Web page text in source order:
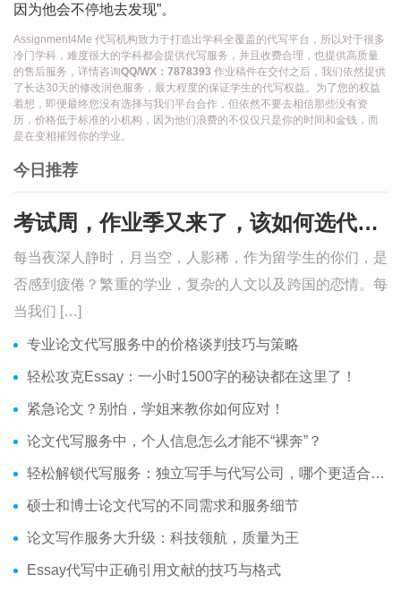
因为他会不停地去发现”。
Assignment4Me 代写机构致力于打造出学科全覆盖的代写平台，所以对于很多
冷门学科，难度很大的学科都会提供代写服务，并且收费合理，也提供高质量
的售后服务，详情咨询QQ/WX：7878393 作业稿件在交付之后，我们依然提供
了长达30天的修改润色服务，最大程度的保证学生的代写权益。为了您的权益
着想，即便最终您没有选择与我们平台合作，但依然不要去相信那些没有资
历，价格低于标准的小机构，因为他们浪费的不仅仅只是你的时间和金钱，而
是在变相摧毁你的学业。
今日推荐
考试周，作业季又来了，该如何选代写？便宜的代写、代考会有哪些问题？
每当夜深人静时，月当空，人影稀，作为留学生的你们，是
否感到疲倦？繁重的学业，复杂的人文以及跨国的恋情。每
当我们 […]
专业论文代写服务中的价格谈判技巧与策略
轻松攻克Essay：一小时1500字的秘诀都在这里了！
紧急论文？别怕，学姐来教你如何应对！
论文代写服务中，个人信息怎么才能不“裸奔”？
轻松解锁代写服务：独立写手与代写公司，哪个更适合你？
硕士和博士论文代写的不同需求和服务细节
论文写作服务大升级：科技领航，质量为王
Essay代写中正确引用文献的技巧与格式